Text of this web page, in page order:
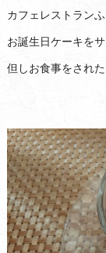
カフェレストラン
お誕生日ケーキを
但しお食事をされ